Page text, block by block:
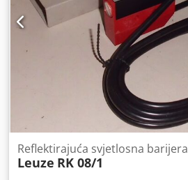
Reflektirajuća svjetlosna barijera
Leuze RK 08/1